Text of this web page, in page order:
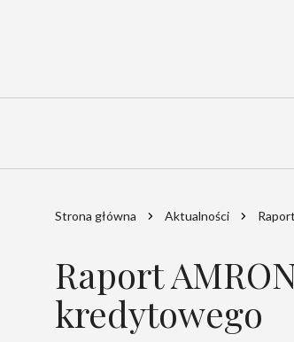
Strona główna Aktualności
Raport
kredytowego